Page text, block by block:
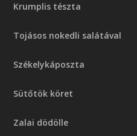
Krumplis tészta
Tojásos nokedli salátával
Székelykáposzta
Sütőtök köret
Zalai dödölle